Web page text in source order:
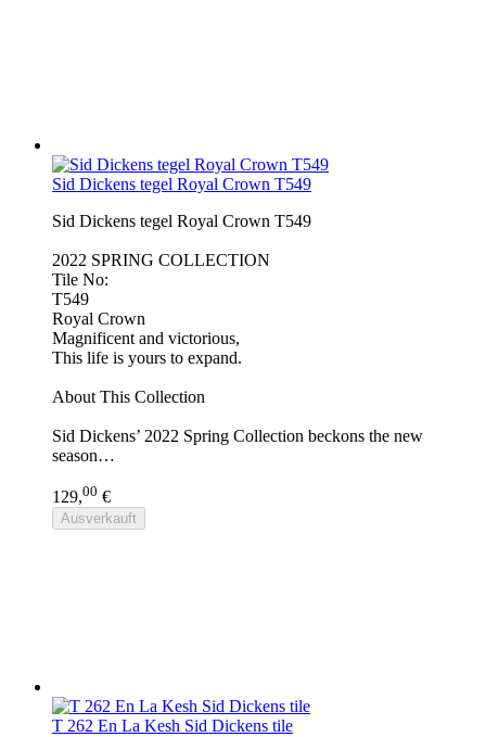
Sid Dickens tegel Royal Crown T549
Sid Dickens tegel Royal Crown T549
2022 SPRING COLLECTION
Tile No:
T549
Royal Crown
Magnificent and victorious,
This life is yours to expand.
About This Collection
Sid Dickens’ 2022 Spring Collection beckons the new
season…
129,00 €
Ausverkauft
T 262 En La Kesh Sid Dickens tile